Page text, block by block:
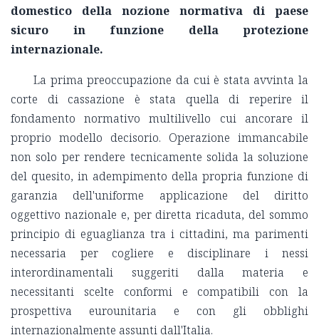
domestico della nozione normativa di paese
sicuro in funzione della protezione
internazionale.
La prima preoccupazione da cui è stata avvinta la
corte di cassazione è stata quella di reperire il
fondamento normativo multilivello cui ancorare il
proprio modello decisorio. Operazione immancabile
non solo per rendere tecnicamente solida la soluzione
del quesito, in adempimento della propria funzione di
garanzia dell'uniforme applicazione del diritto
oggettivo nazionale e, per diretta ricaduta, del sommo
principio di eguaglianza tra i cittadini, ma parimenti
necessaria per cogliere e disciplinare i nessi
interordinamentali suggeriti dalla materia e
necessitanti scelte conformi e compatibili con la
prospettiva eurounitaria e con gli obblighi
internazionalmente assunti dall'Italia.